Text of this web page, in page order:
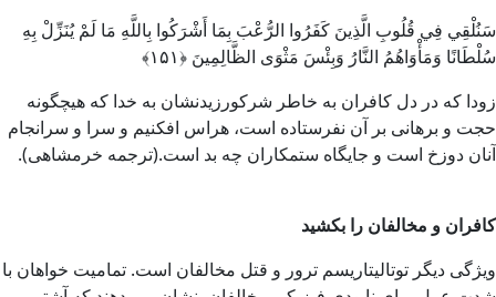
سَنُلْقِي فِي قُلُوبِ الَّذِينَ كَفَرُوا الرُّعْبَ بِمَا أَشْرَكُوا بِاللَّهِ مَا لَمْ يُنَزِّلْ بِهِ
سُلْطَانًا وَمَأْوَاهُمُ النَّارُ وَبِئْسَ مَثْوَى الظَّالِمِينَ ﴿۱۵۱﴾
زودا كه در دل كافران به خاطر شرك‏ورزيدنشان به خدا كه هيچ‏گونه
حجت و برهانى بر آن نفرستاده است، هراس افكنيم و سرا و سرانجام
آنان دوزخ است و جايگاه ستمكاران چه بد است.(ترجمه خرمشاهی). ‏
کافران و مخالفان را بکشید
ویژگی دیگر توتالیتاریسم ترور و قتل مخالفان است. تمامیت خواهان با